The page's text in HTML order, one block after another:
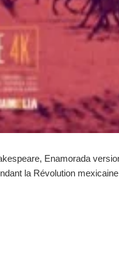
Enamorada
la Révolution